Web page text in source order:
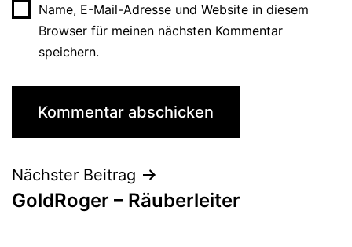
Name, E-Mail-Adresse und Website in diesem
Browser für meinen nächsten Kommentar
speichern.
Nächster Beitrag
GoldRoger – Räuberleiter